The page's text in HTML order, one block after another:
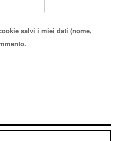
salvi i miei dati (nome,